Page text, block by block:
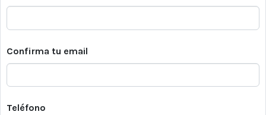
Confirma tu email
Teléfono